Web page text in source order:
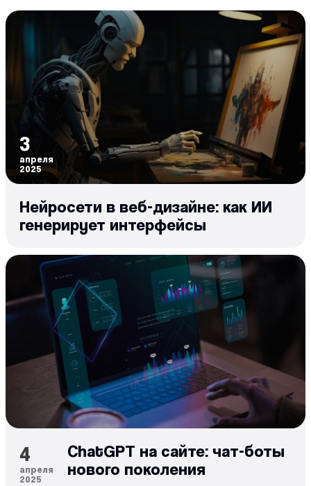
3
апреля
2025
Нейросети в веб-дизайне: как ИИ
генерирует интерфейсы
4
апреля
2025
ChatGPT на сайте: чат-боты
нового поколения